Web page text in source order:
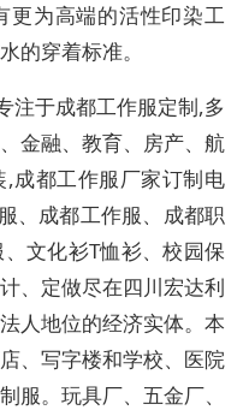
更为高端的活性印染工
的穿着标准。
注于成都工作服定制,多
金融、教育、房产、航
成都工作服厂家订制电
、成都工作服、成都职
文化衫T恤衫、校园保
、定做尽在四川宏达利
人地位的经济实体。本
、写字楼和学校、医院
服。玩具厂、五金厂、